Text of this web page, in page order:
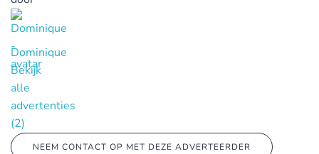
Dominique
Bekijk
alle
advertenties
(2)
NEEM CONTACT OP MET DEZE ADVERTEERDER